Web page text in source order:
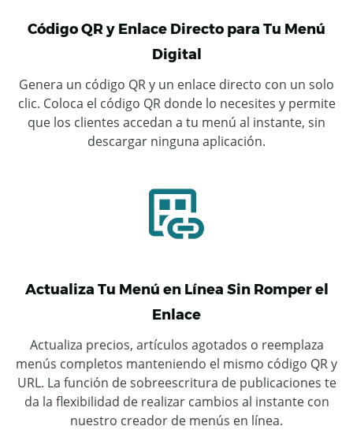
Código QR y Enlace Directo para Tu Menú
Digital
Genera un código QR y un enlace directo con un solo
clic. Coloca el código QR donde lo necesites y permite
que los clientes accedan a tu menú al instante, sin
descargar ninguna aplicación.
Actualiza Tu Menú en Línea Sin Romper el
Enlace
Actualiza precios, artículos agotados o reemplaza
menús completos manteniendo el mismo código QR y
URL. La función de sobreescritura de publicaciones te
da la flexibilidad de realizar cambios al instante con
nuestro creador de menús en línea.